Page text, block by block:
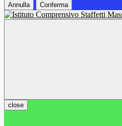
Annulla Conferma
close